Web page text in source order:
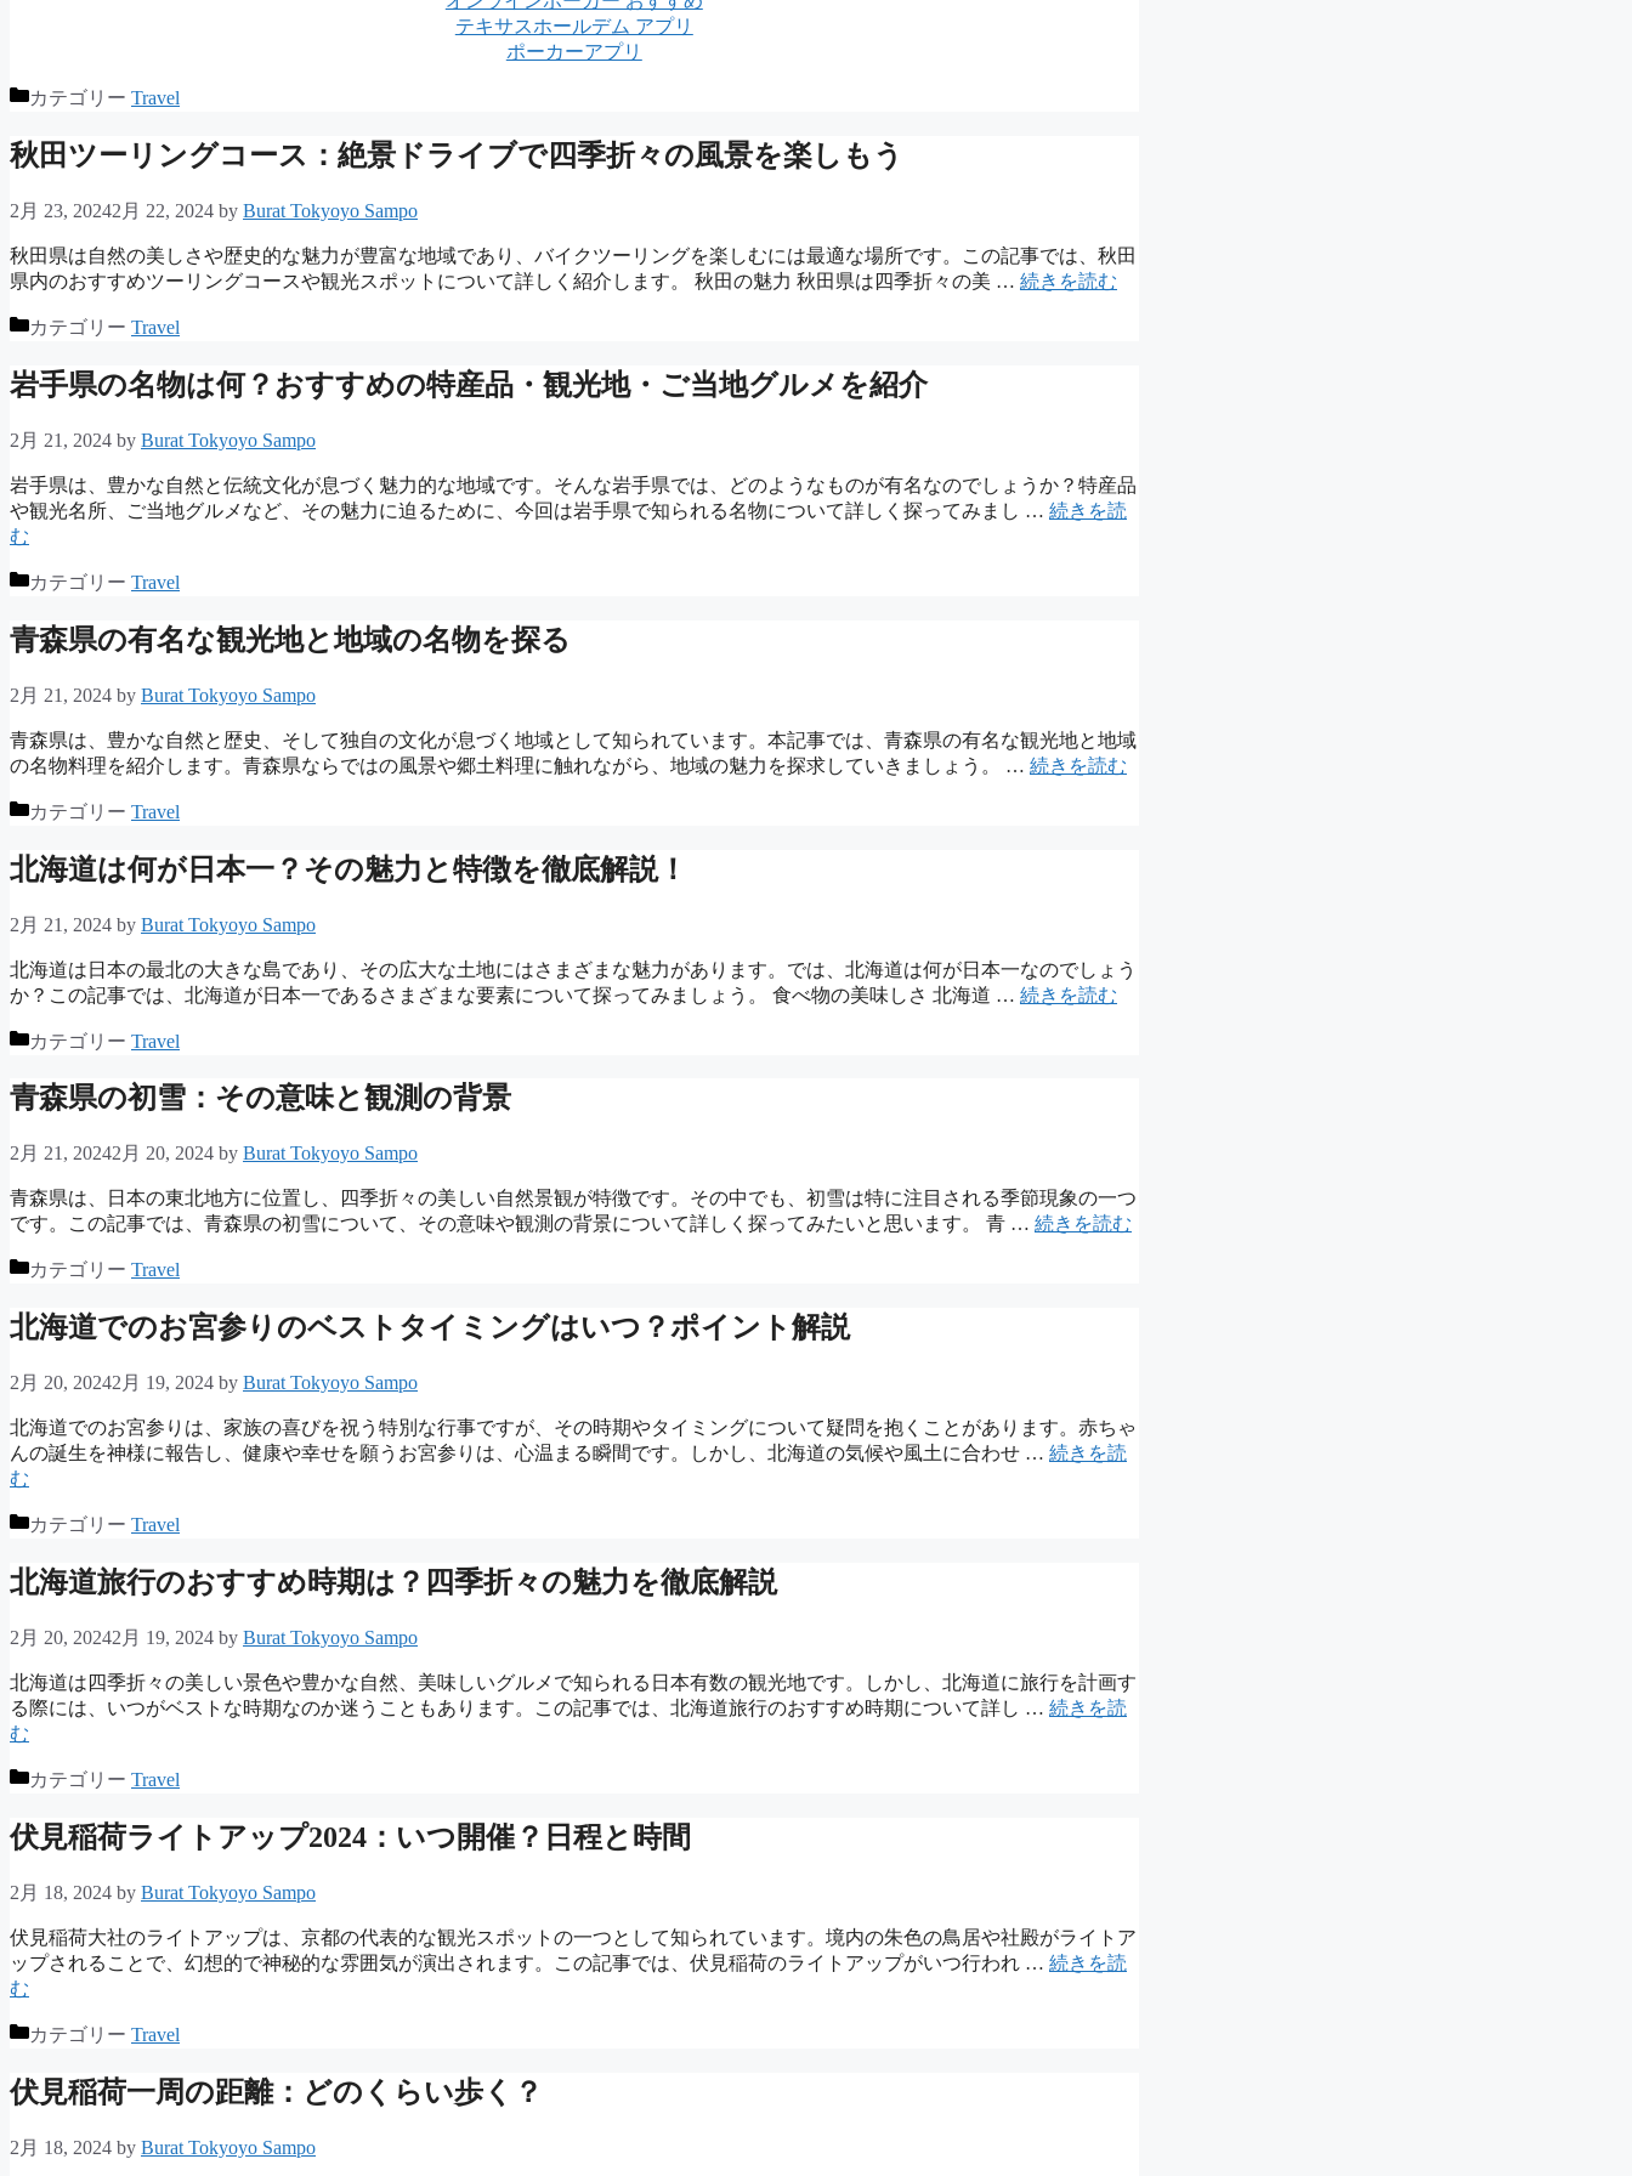
テキサスホールデム アプリ
ポーカーアプリ
カテゴリー Travel
秋田ツーリングコース：絶景ドライブで四季折々の風景を楽しもう
2月 23, 20242月 22, 2024 by Burat Tokyoyo Sampo
秋田県は自然の美しさや歴史的な魅力が豊富な地域であり、バイクツーリングを楽しむには最適な場所です。この記事では、秋田
県内のおすすめツーリングコースや観光スポットについて詳しく紹介します。 秋田の魅力 秋田県は四季折々の美 … 続きを読む
カテゴリー Travel
岩手県の名物は何？おすすめの特産品・観光地・ご当地グルメを紹介
2月 21, 2024 by Burat Tokyoyo Sampo
岩手県は、豊かな自然と伝統文化が息づく魅力的な地域です。そんな岩手県では、どのようなものが有名なのでしょうか？特産品
や観光名所、ご当地グルメなど、その魅力に迫るために、今回は岩手県で知られる名物について詳しく探ってみまし … 続きを読
む
カテゴリー Travel
青森県の有名な観光地と地域の名物を探る
2月 21, 2024 by Burat Tokyoyo Sampo
青森県は、豊かな自然と歴史、そして独自の文化が息づく地域として知られています。本記事では、青森県の有名な観光地と地域
の名物料理を紹介します。青森県ならではの風景や郷土料理に触れながら、地域の魅力を探求していきましょう。 … 続きを読む
カテゴリー Travel
北海道は何が日本一？その魅力と特徴を徹底解説！
2月 21, 2024 by Burat Tokyoyo Sampo
北海道は日本の最北の大きな島であり、その広大な土地にはさまざまな魅力があります。では、北海道は何が日本一なのでしょう
か？この記事では、北海道が日本一であるさまざまな要素について探ってみましょう。 食べ物の美味しさ 北海道 … 続きを読む
カテゴリー Travel
青森県の初雪：その意味と観測の背景
2月 21, 20242月 20, 2024 by Burat Tokyoyo Sampo
青森県は、日本の東北地方に位置し、四季折々の美しい自然景観が特徴です。その中でも、初雪は特に注目される季節現象の一つ
です。この記事では、青森県の初雪について、その意味や観測の背景について詳しく探ってみたいと思います。 青 … 続きを読む
カテゴリー Travel
北海道でのお宮参りのベストタイミングはいつ？ポイント解説
2月 20, 20242月 19, 2024 by Burat Tokyoyo Sampo
北海道でのお宮参りは、家族の喜びを祝う特別な行事ですが、その時期やタイミングについて疑問を抱くことがあります。赤ちゃ
んの誕生を神様に報告し、健康や幸せを願うお宮参りは、心温まる瞬間です。しかし、北海道の気候や風土に合わせ … 続きを読
む
カテゴリー Travel
北海道旅行のおすすめ時期は？四季折々の魅力を徹底解説
2月 20, 20242月 19, 2024 by Burat Tokyoyo Sampo
北海道は四季折々の美しい景色や豊かな自然、美味しいグルメで知られる日本有数の観光地です。しかし、北海道に旅行を計画す
る際には、いつがベストな時期なのか迷うこともあります。この記事では、北海道旅行のおすすめ時期について詳し … 続きを読
む
カテゴリー Travel
伏見稲荷ライトアップ2024：いつ開催？日程と時間
2月 18, 2024 by Burat Tokyoyo Sampo
伏見稲荷大社のライトアップは、京都の代表的な観光スポットの一つとして知られています。境内の朱色の鳥居や社殿がライトア
ップされることで、幻想的で神秘的な雰囲気が演出されます。この記事では、伏見稲荷のライトアップがいつ行われ … 続きを読
む
カテゴリー Travel
伏見稲荷一周の距離：どのくらい歩く？
2月 18, 2024 by Burat Tokyoyo Sampo